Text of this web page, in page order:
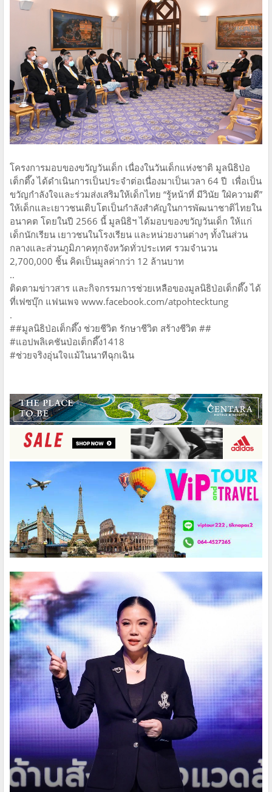
โครงการมอบของขวัญวันเด็ก เนื่องในวันเด็กแห่งชาติ มูลนิธิป่อ
เต็กตึ๊ง ได้ดำเนินการเป็นประจำต่อเนื่องมาเป็นเวลา 64 ปี เพื่อเป็น
ขวัญกำลังใจและร่วมส่งเสริมให้เด็กไทย “รู้หน้าที่ มีวินัย ใฝ่ความดี”
ให้เด็กและเยาวชนเติบโตเป็นกำลังสำคัญในการพัฒนาชาติไทยใน
อนาคต โดยในปี 2566 นี้ มูลนิธิฯ ได้มอบของขวัญวันเด็ก ให้แก่
เด็กนักเรียน เยาวชนในโรงเรียน และหน่วยงานต่างๆ ทั้งในส่วน
กลางและส่วนภูมิภาคทุกจังหวัดทั่วประเทศ รวมจำนวน
2,700,000 ชิ้น คิดเป็นมูลค่ากว่า 12 ล้านบาท
..
ติดตามข่าวสาร และกิจกรรมการช่วยเหลือของมูลนิธิป่อเต็กตึ๊ง ได้
ที่เฟซบุ๊ก แฟนเพจ www.facebook.com/atpohtecktung
.
##มูลนิธิป่อเต็กตึ๊ง ช่วยชีวิต รักษาชีวิต สร้างชีวิต ##
#แอปพลิเคชันป่อเต็กตึ๊ง1418
#ช่วยจริงอุ่นใจแม้ในนาทีฉุกเฉิน